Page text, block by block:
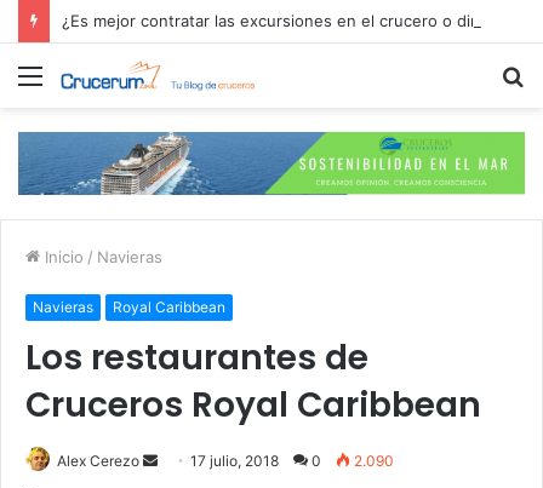
Menú
Inicio / Navieras
Navieras Royal Caribbean
Los restaurantes de
Cruceros Royal Caribbean
Alex Cerezo
Send17 julio, 2018 0 2.090